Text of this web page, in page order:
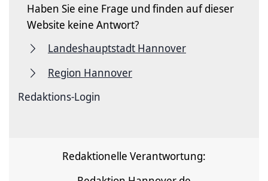
Haben Sie eine Frage und finden auf dieser
Website keine Antwort?
Landeshauptstadt Hannover
Region Hannover
Redaktions-Login
Redaktionelle Verantwortung: